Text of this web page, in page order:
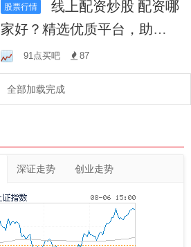
股票行情
线上配资炒股 配资哪
家好？精选优质平台，助您
投资无忧！
91点买吧 87
全部加载完成
深证走势 创业走势